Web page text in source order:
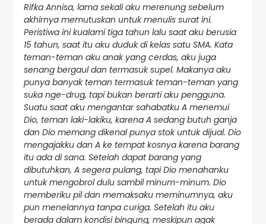
Rifka Annisa, lama sekali aku merenung sebelum
akhirnya memutuskan untuk menulis surat ini.
Peristiwa ini kualami tiga tahun lalu saat aku berusia
15 tahun, saat itu aku duduk di kelas satu SMA. Kata
teman-teman aku anak yang cerdas, aku juga
senang bergaul dan termasuk supel. Makanya aku
punya banyak teman termasuk teman-teman yang
suka nge-drug, tapi bukan berarti aku pengguna.
Suatu saat aku mengantar sahabatku A menemui
Dio, teman laki-lakiku, karena A sedang butuh ganja
dan Dio memang dikenal punya stok untuk dijual. Dio
mengajakku dan A ke tempat kosnya karena barang
itu ada di sana. Setelah dapat barang yang
dibutuhkan, A segera pulang, tapi Dio menahanku
untuk mengobrol dulu sambil minum-minum. Dio
memberiku pil dan memaksaku meminumnya, aku
pun menelannya tanpa curiga. Setelah itu aku
berada dalam kondisi bingung, meskipun agak